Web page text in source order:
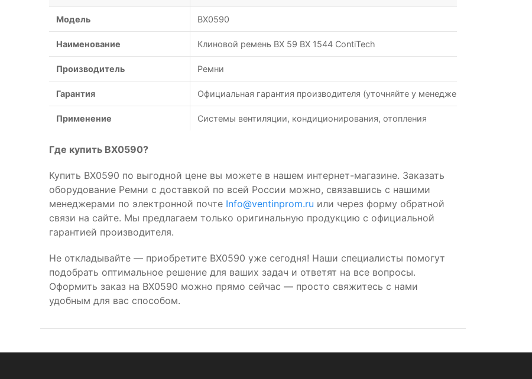
Модель BX0590
Наименование Клиновой ремень BX 59 BX 1544 ContiTech
Производитель Ремни
Гарантия Официальная гарантия производителя (уточняйте у менеджеров)
Применение Системы вентиляции, кондиционирования, отопления
Где купить BX0590?
Купить BX0590 по выгодной цене вы можете в нашем интернет-магазине. Заказать
оборудование Ремни с доставкой по всей России можно, связавшись с нашими
менеджерами по электронной почте Info@ventinprom.ru или через форму обратной
связи на сайте. Мы предлагаем только оригинальную продукцию с официальной
гарантией производителя.
Не откладывайте — приобретите BX0590 уже сегодня! Наши специалисты помогут
подобрать оптимальное решение для ваших задач и ответят на все вопросы.
Оформить заказ на BX0590 можно прямо сейчас — просто свяжитесь с нами
удобным для вас способом.